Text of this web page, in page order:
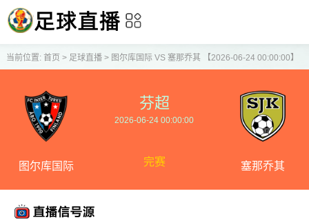
当前位置: 首页 > 足球直播> 图尔库国际 VS 塞那乔其 【2026-06-24 00:00:00】
图尔库国际
芬超
2026-06-24 00:00:00
完赛 塞那乔其